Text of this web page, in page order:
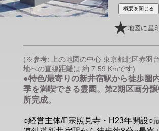
概要を閉じる
地図に星
(※参考: 上の地図の中心 東京都北区赤羽
地への直線距離は 約 7.59 Kmです)
●特色/最寄りの新井宿駅から徒歩圏
季を満喫できる霊園。第2期区画分
所完成。
○経営主体/􀀂宗照見寺・H23年開設○